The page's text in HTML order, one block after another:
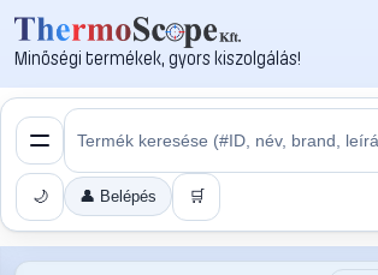
Minőségi termékek, gyors kiszolgálás!
🌙 👤 Belépés 🛒